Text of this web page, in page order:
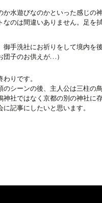
か水遊びなのかといった感じの
のは間違いありません。足を
手洗社にお祈りをして境内を
団子のお供えが…）
りです。
のシーンの後、主人公は三柱の
神社ではなく京都の別の神社に
記事にしたいと思います。